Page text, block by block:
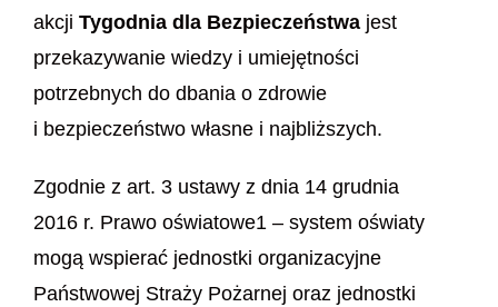
akcji Tygodnia dla Bezpieczeństwa jest
przekazywanie wiedzy i umiejętności
potrzebnych do dbania o zdrowie
i bezpieczeństwo własne i najbliższych.
Zgodnie z art. 3 ustawy z dnia 14 grudnia
2016 r. Prawo oświatowe1 – system oświaty
mogą wspierać jednostki organizacyjne
Państwowej Straży Pożarnej oraz jednostki